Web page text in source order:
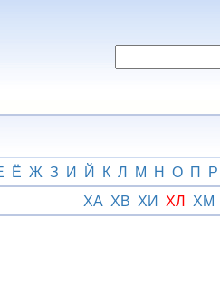
Ё Ж З И Й К Л М Н О П Р
ХА ХВ ХИ ХЛ ХМ